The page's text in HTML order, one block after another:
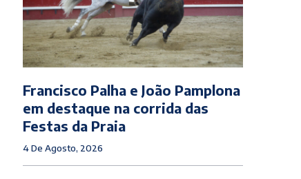
Francisco Palha e João Pamplona
em destaque na corrida das
Festas da Praia
4 De Agosto, 2026